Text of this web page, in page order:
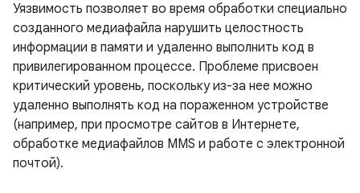
Уязвимость позволяет во время обработки специально
созданного медиафайла нарушить целостность
информации в памяти и удаленно выполнить код в
привилегированном процессе. Проблеме присвоен
критический уровень, поскольку из-за нее можно
удаленно выполнять код на пораженном устройстве
(например, при просмотре сайтов в Интернете,
обработке медиафайлов MMS и работе с электронной
почтой).